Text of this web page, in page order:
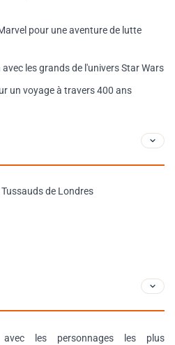
pour une aventure de lutte
les grands de l'univers Star Wars
un voyage à travers 400 ans
de Londres
avec les personnages les plus